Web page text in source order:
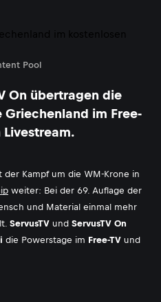
Pool
On übertragen die
Griechenland im Free-
Livestream.
Kampf um die WM-Krone in
weiter: Bei der 69. Auflage der
und Material einmal mehr
ServusTV und ServusTV On
die Powerstage im Free-TV und